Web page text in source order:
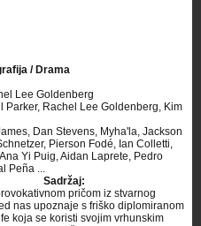
/ Drama
Lee Goldenberg
Parker, Rachel Lee Goldenberg, Kim
Dan Stevens, Myha'la, Jackson
Pierson Fodé, Ian Colletti,
Yi Puig, Aidan Laprete, Pedro
Peña ...
Sadržaj:
pričom iz stvarnog
nas upoznaje s friško diplomiranom
koja se koristi svojim vrhunskim